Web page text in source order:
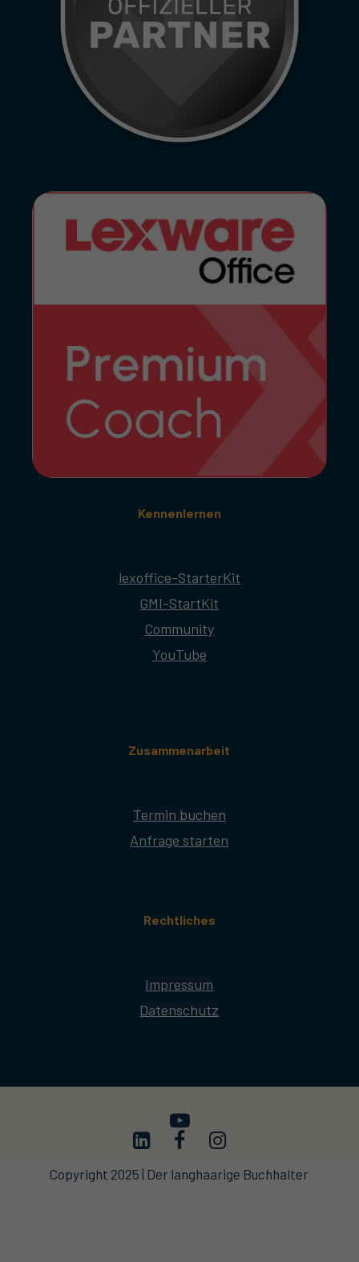
Kennenlernen
lexoffice-StarterKit
GMI-StartKit
Community
YouTube
Zusammenarbeit
Termin buchen
Anfrage starten
Rechtliches
Impressum
Datenschutz
Copyright 2025 | Der langhaarige Buchhalter